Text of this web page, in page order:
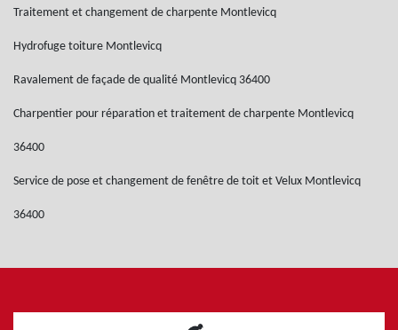
Traitement et changement de charpente Montlevicq
Hydrofuge toiture Montlevicq
Ravalement de façade de qualité Montlevicq 36400
Charpentier pour réparation et traitement de charpente Montlevicq
36400
Service de pose et changement de fenêtre de toit et Velux Montlevicq
36400